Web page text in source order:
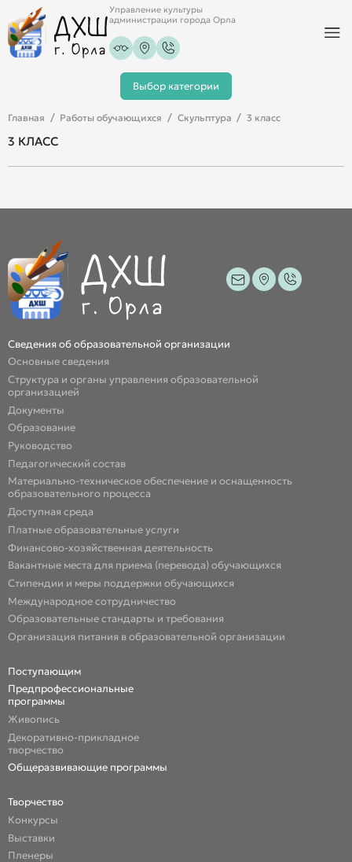
Управление культуры
администрации города Орла
Выбор категории
Главная Работы обучающихся Скульптура 3 класс
3 КЛАСС
Сведения об образовательной организации
Основные сведения
Структура и органы управления образовательной
организацией
Документы
Образование
Руководство
Педагогический состав
Материально-техническое обеспечение и оснащенность
образовательного процесса
Доступная среда
Платные образовательные услуги
Финансово-хозяйственная деятельность
Вакантные места для приема (перевода) обучающихся
Стипендии и меры поддержки обучающихся
Международное сотрудничество
Образовательные стандарты и требования
Организация питания в образовательной организации
Поступающим
Предпрофессиональные
программы
Живопись
Декоративно-прикладное
творчество
Общеразвивающие программы
Творчество
Конкурсы
Выставки
Пленеры